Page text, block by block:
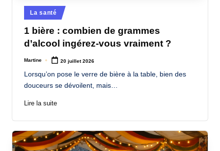
Posted
in
La santé
1 bière : combien de grammes
d’alcool ingérez-vous vraiment ?
Posted
Martine 20 juillet 2026
Lorsqu’on pose le verre de bière à la table, bien des
douceurs se dévoilent, mais…
Lire la suite